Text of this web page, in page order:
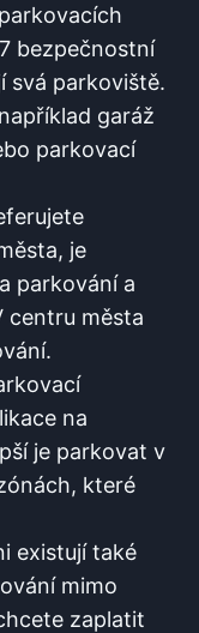
bezpečnostní
svá parkoviště.
garáž
parkovací
je
parkování a
centru města
na
je parkovat v
které
existují také
mimo
zaplatit